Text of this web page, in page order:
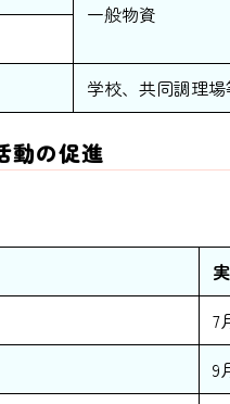
一般物資
学校、共同調理場
動の促進
7
9